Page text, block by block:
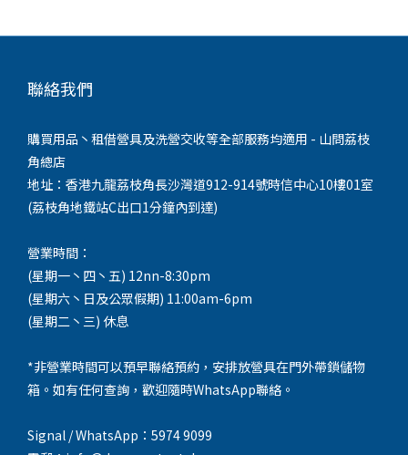
聯絡我們
購買用品丶租借營具及洗營交收等全部服務均適用 - 山問荔枝
角總店
地址：香港九龍荔枝角長沙灣道912-914號時信中心10樓01室
(荔枝角地鐵站C出口1分鐘內到達)
營業時間：
(星期一丶四丶五) 12nn-8:30pm
(星期六丶日及公眾假期) 11:00am-6pm
(星期二丶三) 休息
*非營業時間可以預早聯絡預約，安排放營具在門外帶鎖儲物
箱。如有任何查詢，歡迎隨時WhatsApp聯絡。
Signal / WhatsApp：5974 9099